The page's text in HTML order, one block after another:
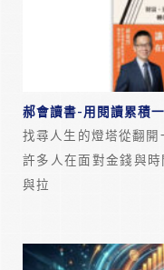
郝會讀書-用閱讀累積
找尋人生的燈塔從翻開
許多人在面對金錢與
與拉